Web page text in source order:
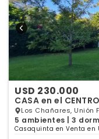
USD 230.000
CASA en el
Los Chañares, Unión
5 ambientes | 3
Casaquinta en Venta en